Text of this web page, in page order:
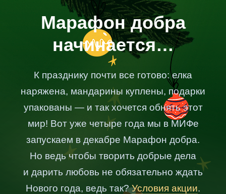
Марафон добра
начинается…
К празднику почти все готово: елка
наряжена, мандарины куплены, подарки
упакованы — и так хочется обнять этот
мир! Вот уже четыре года мы в МИФе
запускаем в декабре Марафон добра.
Но ведь чтобы творить добрые дела
и дарить любовь не обязательно ждать
Нового года, ведь так?Условия акции.